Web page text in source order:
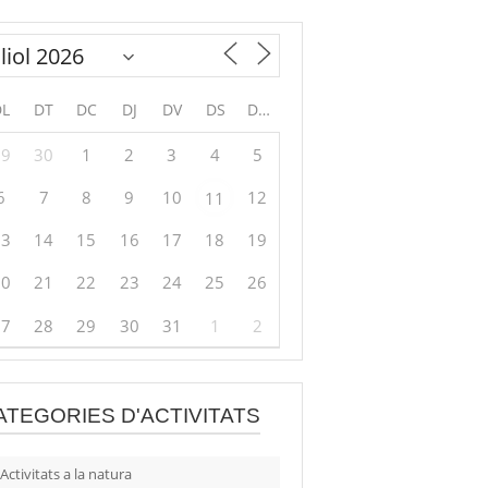
DT DC DJ DV DS DG
30 1 2 3 4
5
7 8 9 10 11
12
14 15 16 17 18
19
21 22 23 24 25
26
28 29 30 31 1 2
D'ACTIVITATS
Activitats a la natura